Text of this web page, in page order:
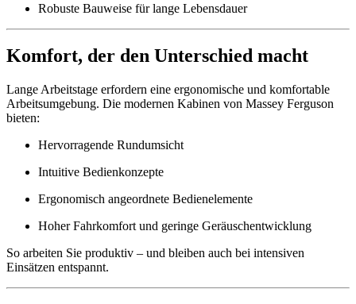
Robuste Bauweise für lange Lebensdauer
Komfort, der den Unterschied macht
Lange Arbeitstage erfordern eine ergonomische und komfortable
Arbeitsumgebung. Die modernen Kabinen von Massey Ferguson
bieten:
Hervorragende Rundumsicht
Intuitive Bedienkonzepte
Ergonomisch angeordnete Bedienelemente
Hoher Fahrkomfort und geringe Geräuschentwicklung
So arbeiten Sie produktiv – und bleiben auch bei intensiven
Einsätzen entspannt.